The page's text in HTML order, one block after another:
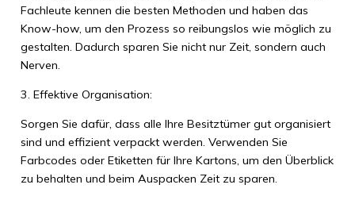
Fachleute kennen die besten Methoden und haben das
Know-how, um den Prozess so reibungslos wie möglich zu
gestalten. Dadurch sparen Sie nicht nur Zeit, sondern auch
Nerven.
3. Effektive Organisation:
Sorgen Sie dafür, dass alle Ihre Besitztümer gut organisiert
sind und effizient verpackt werden. Verwenden Sie
Farbcodes oder Etiketten für Ihre Kartons, um den Überblick
zu behalten und beim Auspacken Zeit zu sparen.